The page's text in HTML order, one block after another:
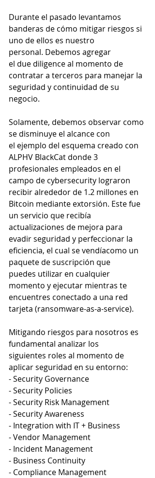
Durante el pasado levantamos
banderas de cómo mitigar riesgos si
uno de ellos es nuestro
personal. Debemos agregar
el due diligence al momento de
contratar a terceros para manejar la
seguridad y continuidad de su
negocio.
Solamente, debemos observar como
se disminuye el alcance con
el ejemplo del esquema creado con
ALPHV BlackCat donde 3
profesionales empleados en el
campo de cybersecurity lograron
recibir alrededor de 1.2 millones en
Bitcoin mediante extorsión. Este fue
un servicio que recibía
actualizaciones de mejora para
evadir seguridad y perfeccionar la
eficiencia, el cual se vendíacomo un
paquete de suscripción que
puedes utilizar en cualquier
momento y ejecutar mientras te
encuentres conectado a una red
tarjeta (ransomware-as-a-service).
Mitigando riesgos para nosotros es
fundamental analizar los
siguientes roles al momento de
aplicar seguridad en su entorno:
- Security Governance
- Security Policies
- Security Risk Management
- Security Awareness
- Integration with IT + Business
- Vendor Management
- Incident Management
- Business Continuity
- Compliance Management